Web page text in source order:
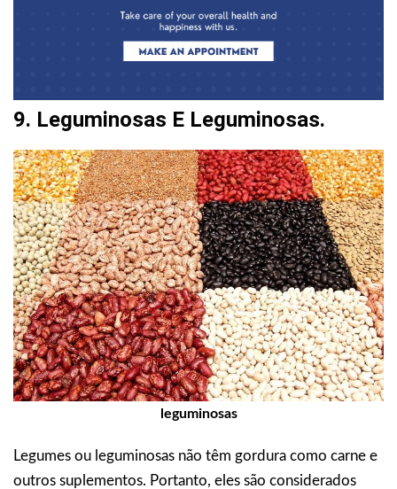
9. Leguminosas E Leguminosas.
leguminosas
Legumes ou leguminosas não têm gordura como carne e
outros suplementos. Portanto, eles são considerados